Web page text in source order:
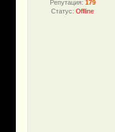
Репутация: 179
Статус:Offline